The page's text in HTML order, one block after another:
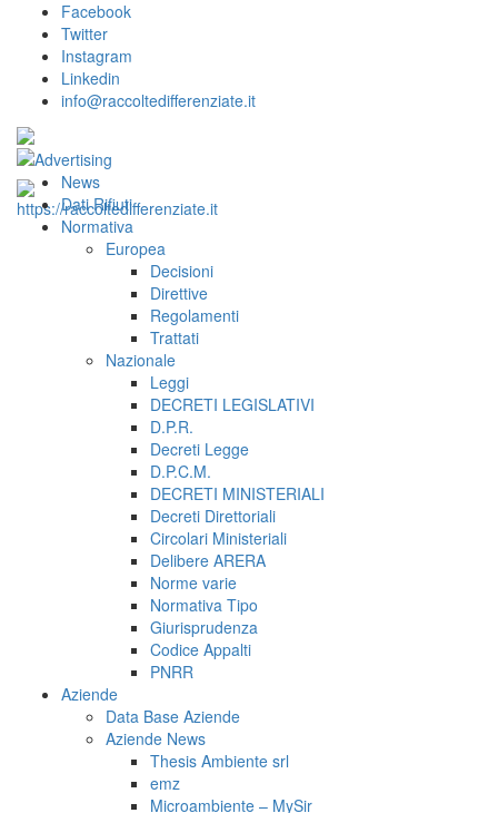
Facebook
Twitter
Instagram
Linkedin
info@raccoltedifferenziate.it
News
Dati Rifiuti
Normativa
Europea
Decisioni
Direttive
Regolamenti
Trattati
Nazionale
Leggi
DECRETI LEGISLATIVI
D.P.R.
Decreti Legge
D.P.C.M.
DECRETI MINISTERIALI
Decreti Direttoriali
Circolari Ministeriali
Delibere ARERA
Norme varie
Normativa Tipo
Giurisprudenza
Codice Appalti
PNRR
Aziende
Data Base Aziende
Aziende News
Thesis Ambiente srl
emz
Microambiente – MySir